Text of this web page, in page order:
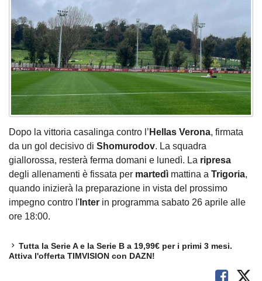
Dopo la vittoria casalinga contro l’ Hellas Verona, firmata
da un gol decisivo di Shomurodov. La squadra
giallorossa, resterà ferma domani e lunedì. La ripresa
degli allenamenti è fissata per martedì mattina a Trigoria,
quando inizierà la preparazione in vista del prossimo
impegno contro l' Inter in programma sabato 26 aprile alle
ore 18:00.
Tutta la Serie A e la Serie B a 19,99€ per i primi 3 mesi.
Attiva l'offerta TIMVISION con DAZN!